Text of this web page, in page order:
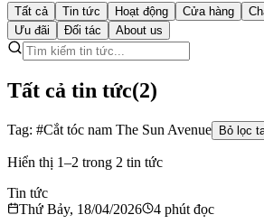
Tất cả Tin tức Hoạt động Cửa hàng
Ưu đãi
Đối tác About us
Tất cả tin tức(2)
Tag: #Cắt tóc nam The Sun Avenue Bỏ lọc
Hiển thị 1–2 trong 2 tin tức
Tin tức
Thứ Bảy, 18/04/2026
4 phút đọc